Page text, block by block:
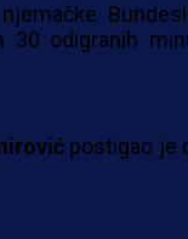
30 odigranih
postigao je